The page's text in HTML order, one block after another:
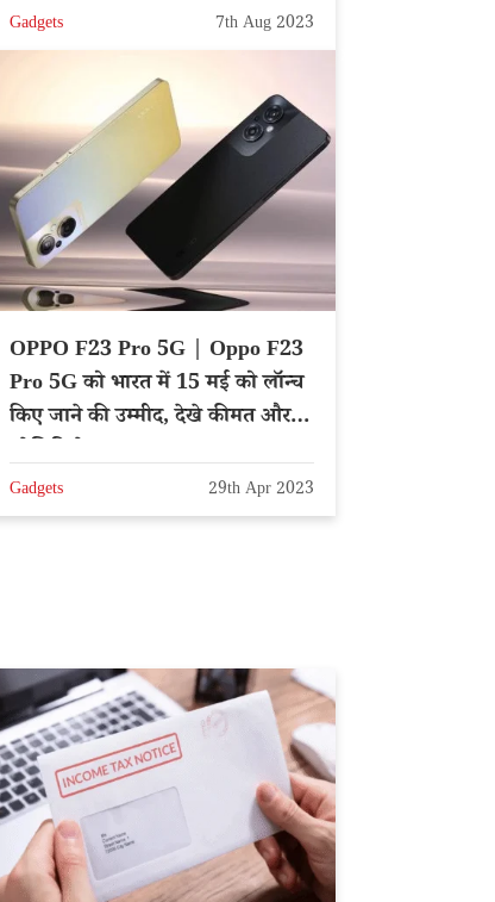
Gadgets 7th Aug 2023
OPPO F23 Pro 5G | Oppo F23
Pro 5G को भारत में 15 मई को लॉन्च
किए जाने की उम्मीद, देखे कीमत और
Gadgets 29th Apr 2023